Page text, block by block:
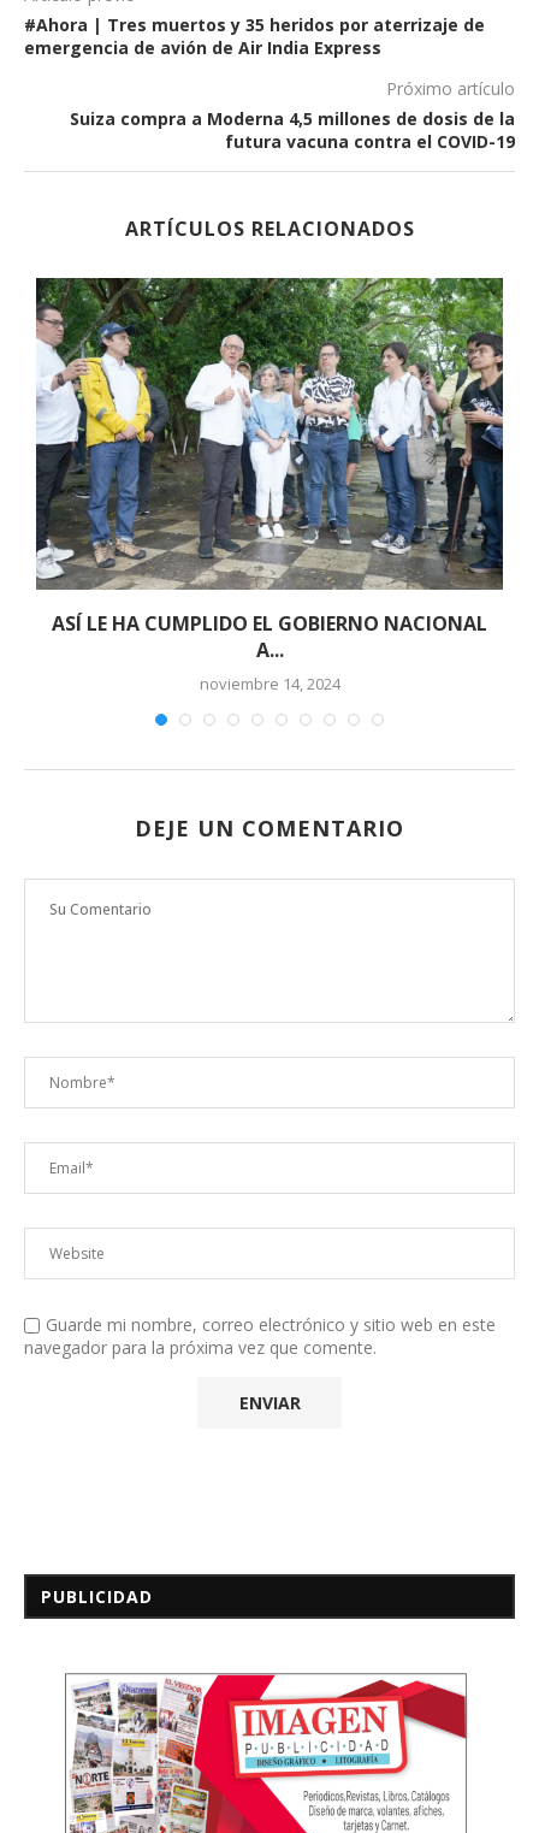
#Ahora | Tres muertos y 35 heridos por aterrizaje de
emergencia de avión de Air India Express
Próximo artículo
Suiza compra a Moderna 4,5 millones de dosis de la
futura vacuna contra el COVID-19
ARTÍCULOS RELACIONADOS
ASÍ LE HA CUMPLIDO EL GOBIERNO NACIONAL
A...
noviembre 14, 2024
DEJE UN COMENTARIO
Guarde mi nombre, correo electrónico y sitio web en este
navegador para la próxima vez que comente.
PUBLICIDAD